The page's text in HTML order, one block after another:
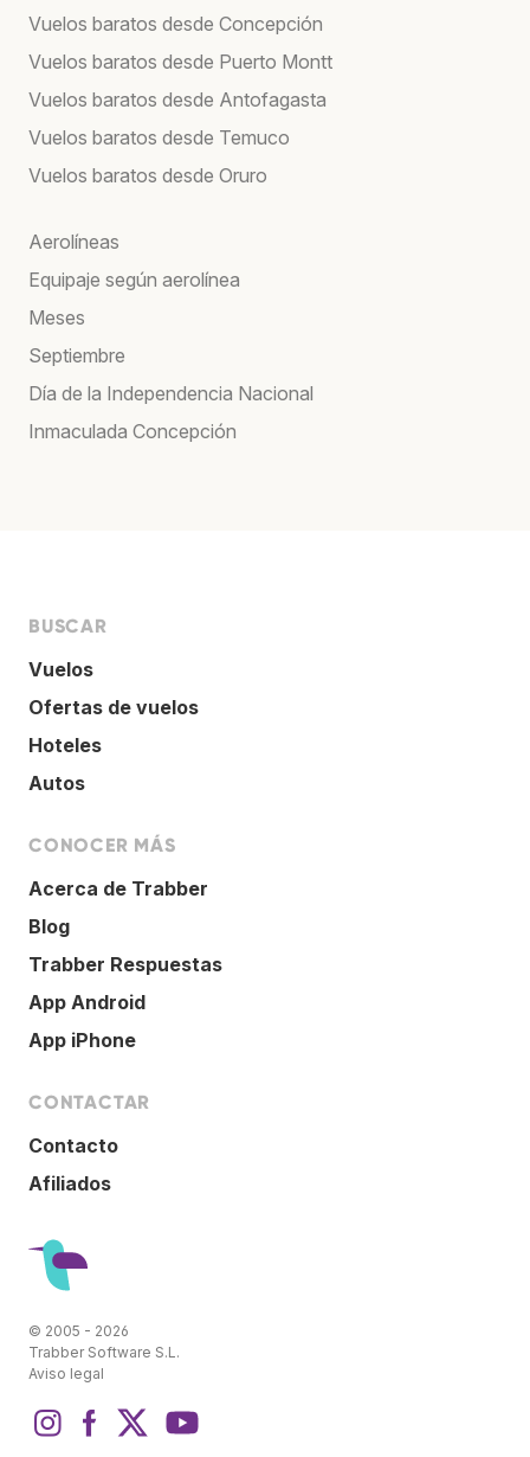
Vuelos baratos desde Concepción
Vuelos baratos desde Puerto Montt
Vuelos baratos desde Antofagasta
Vuelos baratos desde Temuco
Vuelos baratos desde Oruro
Aerolíneas
Equipaje según aerolínea
Meses
Septiembre
Día de la Independencia Nacional
Inmaculada Concepción
BUSCAR
Vuelos
Ofertas de vuelos
Hoteles
Autos
CONOCER MÁS
Acerca de Trabber
Blog
Trabber Respuestas
App Android
App iPhone
CONTACTAR
Contacto
Afiliados
© 2005 - 2026
Trabber Software S.L.
Aviso legal